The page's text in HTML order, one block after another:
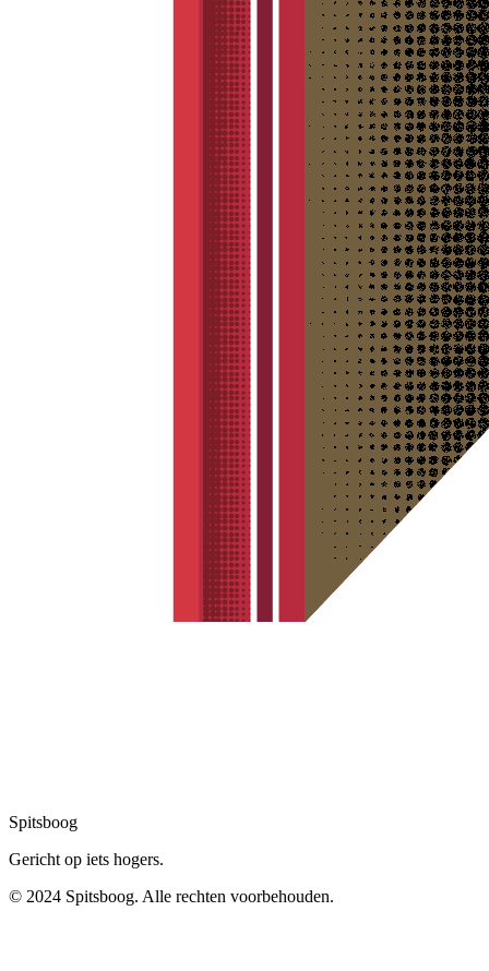
Spitsboog
Gericht op iets hogers.
© 2024 Spitsboog. Alle rechten voorbehouden.